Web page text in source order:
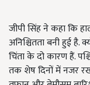
जीपी सिंह ने कहा कि
अनिश्चितता बनी हुई है.
चिंता के दो कारण हैं.
तक शेष दिनों में नजर